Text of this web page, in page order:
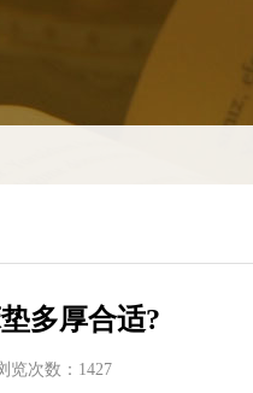
多厚合适?
览次数：1427